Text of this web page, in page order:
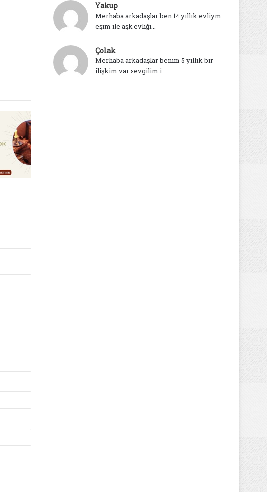
Yakup
Merhaba arkadaşlar ben 14 yıllık evliym
eşim ile aşk evliği...
Çolak
Merhaba arkadaşlar benim 5 yıllık bir
ilişkim var sevgilim i...